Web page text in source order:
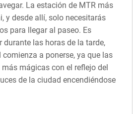
La estación de MTR más
y desde allí, solo necesitarás
para llegar al paseo. Es
durante las horas de la tarde,
a ponerse, ya que las
mágicas con el reflejo del
de la ciudad encendiéndose